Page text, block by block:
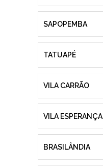
SAPOPEMBA
TATUAPÉ
VILA CARRÃO
VILA ESPERANÇA
BRASILÂNDIA